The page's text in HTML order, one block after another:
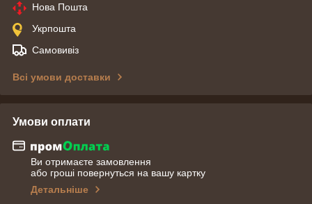
Нова Пошта
Укрпошта
Самовивіз
Всі умови доставки
Умови оплати
Ви отримаєте замовлення
або гроші повернуться на вашу картку
Детальніше